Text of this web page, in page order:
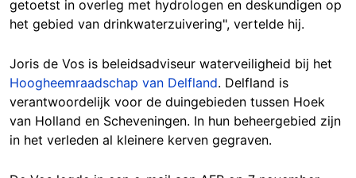
getoetst in overleg met hydrologen en deskundigen op
het gebied van drinkwaterzuivering", vertelde hij.
Joris de Vos is beleidsadviseur waterveiligheid bij het
Hoogheemraadschap van Delfland. Delfland is
verantwoordelijk voor de duingebieden tussen Hoek
van Holland en Scheveningen. In hun beheergebied zijn
in het verleden al kleinere kerven gegraven.